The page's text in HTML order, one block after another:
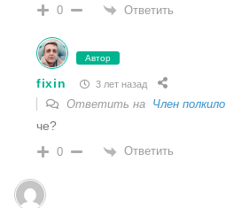
0 Ответить
Автор
fixin 3 лет назад
Ответить на Член полкило
че?
0 Ответить